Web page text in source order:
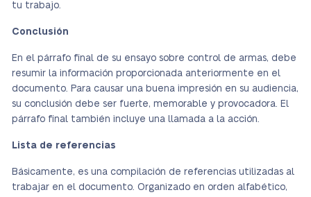
tu trabajo.
Conclusión
En el párrafo final de su ensayo sobre control de armas, debe
resumir la información proporcionada anteriormente en el
documento. Para causar una buena impresión en su audiencia,
su conclusión debe ser fuerte, memorable y provocadora. El
párrafo final también incluye una llamada a la acción.
Lista de referencias
Básicamente, es una compilación de referencias utilizadas al
trabajar en el documento. Organizado en orden alfabético,